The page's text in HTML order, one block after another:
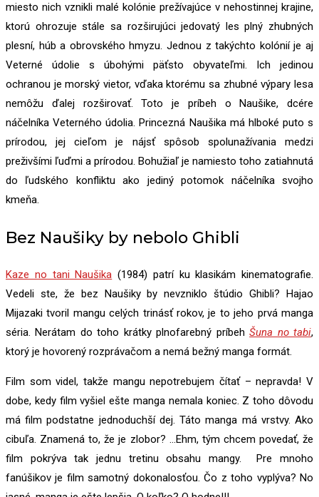
miesto nich vznikli malé kolónie prežívajúce v nehostinnej krajine,
ktorú ohrozuje stále sa rozširujúci jedovatý les plný zhubných
plesní, húb a obrovského hmyzu. Jednou z takýchto kolónií je aj
Veterné údolie s úbohými päťsto obyvateľmi. Ich jedinou
ochranou je morský vietor, vďaka ktorému sa zhubné výpary lesa
nemôžu ďalej rozširovať. Toto je príbeh o Naušike, dcére
náčelníka Veterného údolia. Princezná Naušika má hlboké puto s
prírodou, jej cieľom je nájsť spôsob spolunažívania medzi
preživšími ľuďmi a prírodou. Bohužiaľ je namiesto toho zatiahnutá
do ľudského konfliktu ako jediný potomok náčelníka svojho
kmeňa.
Bez Naušiky by nebolo Ghibli
Kaze no tani Naušika (1984) patrí ku klasikám kinematografie.
Vedeli ste, že bez Naušiky by nevzniklo štúdio Ghibli? Hajao
Mijazaki tvoril mangu celých trinásť rokov, je to jeho prvá manga
séria. Nerátam do toho krátky plnofarebný príbehŠuna no tabi,
ktorý je hovorený rozprávačom a nemá bežný manga formát.
Film som videl, takže mangu nepotrebujem čítať – nepravda! V
dobe, kedy film vyšiel ešte manga nemala koniec. Z toho dôvodu
má film podstatne jednoduchší dej. Táto manga má vrstvy. Ako
cibuľa. Znamená to, že je zlobor? …Ehm, tým chcem povedať, že
film pokrýva tak jednu tretinu obsahu mangy. Pre mnoho
fanúšikov je film samotný dokonalosťou. Čo z toho vyplýva? No